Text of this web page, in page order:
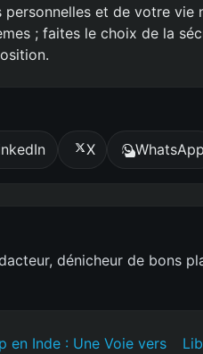
et de votre vie
; faites le choix de la
X WhatsApp
dénicheur de bons
en Inde : Une Voie vers